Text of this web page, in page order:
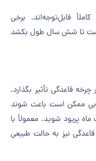
قابل‌توجه‌اند. برخی
تا شش سال طول بکشد
چرخه قاعدگی تأثیر بگذارد.
ممکن است باعث شوند
پریود شوید. معمولاً با
نیز به حالت طبیعی